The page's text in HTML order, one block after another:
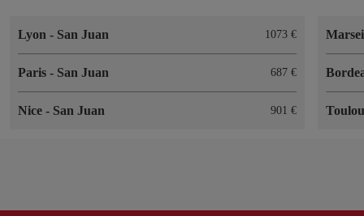
Lyon - San Juan 1073 €
Paris - San Juan 687 €
Nice - San Juan 901 €